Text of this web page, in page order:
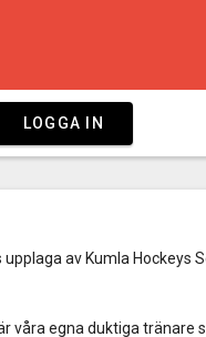
LOGGA IN
upplaga av Kumla
våra egna duktiga